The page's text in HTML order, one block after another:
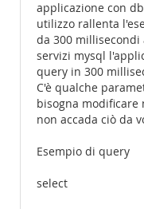
applicazione con
utilizzo rallenta
da 300 millisecondi
servizi mysql
query in 300
C'è qualche
bisogna modificare
non accada ciò da
Esempio di query
select